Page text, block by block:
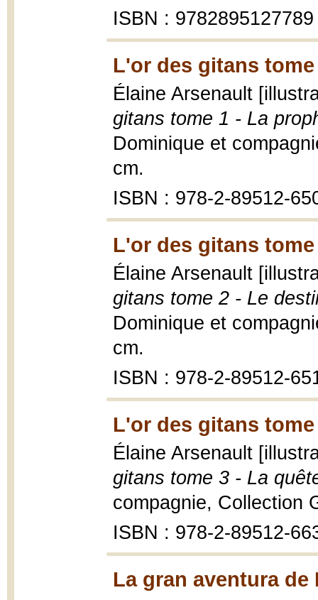
ISBN : 9782895127789
L'or des gitans tome
Élaine Arsenault
gitans tome 1 - La
Dominique et
cm.
ISBN : 978-2-89512-
L'or des gitans tome
Élaine Arsenault
gitans tome 2 - Le
Dominique et
cm.
ISBN : 978-2-89512-
L'or des gitans tome
Élaine Arsenault
gitans tome 3 - La
compagnie, Collection
ISBN : 978-2-89512-
La gran aventura de